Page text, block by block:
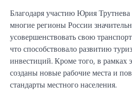
Благодаря участию Юрия Трутнева
многие регионы России
усовершенствовать свою
что способствовало развитию
инвестиций. Кроме того, в рамках
созданы новые рабочие места и
стандарты местного населения.